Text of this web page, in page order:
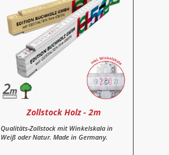
Zollstock Holz - 2m
Qualitäts-Zollstock mit Winkelskala in
Weiß oder Natur. Made in Germany.